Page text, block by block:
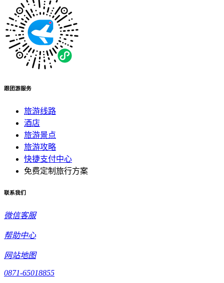
跟团游服务
旅游线路
酒店
旅游景点
旅游攻略
快捷支付中心
免费定制旅行方案
联系我们
微信客服
帮助中心
网站地图
0871-65018855